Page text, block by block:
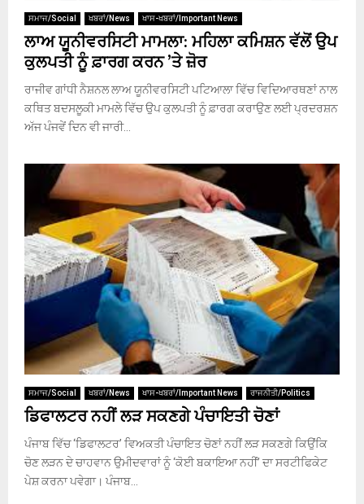
ਸਮਾਜ/Social ਖਬਰਾਂ/News ਖਾਸ-ਖਬਰਾਂ/Important News
ਲਾਅ ਯੂਨੀਵਰਸਿਟੀ ਮਾਮਲਾ: ਮਹਿਲਾ ਕਮਿਸ਼ਨ ਵੱਲੋਂ ਉਪ
ਕੁਲਪਤੀ ਨੂੰ ਫ਼ਾਰਗ ਕਰਨ ’ਤੇ ਜ਼ੋਰ
ਰਾਜੀਵ ਗਾਂਧੀ ਨੈਸ਼ਨਲ ਲਾਅ ਯੂਨੀਵਰਸਿਟੀ ਪਟਿਆਲਾ ਵਿੱਚ ਵਿਦਿਆਰਥਣਾਂ ਨਾਲ
ਕਥਿਤ ਬਦਸਲੂਕੀ ਮਾਮਲੇ ਵਿੱਚ ਉਪ ਕੁਲਪਤੀ ਨੂੰ ਫ਼ਾਰਗ ਕਰਾਉਣ ਲਈ ਪ੍ਰਦਰਸ਼ਨ
ਅੱਜ ਪੰਜਵੇਂ ਦਿਨ ਵੀ ਜਾਰੀ...
ਸਮਾਜ/Social ਖਬਰਾਂ/News ਖਾਸ-ਖਬਰਾਂ/Important News ਰਾਜਨੀਤੀ/Politics
ਡਿਫਾਲਟਰ ਨਹੀਂ ਲੜ ਸਕਣਗੇ ਪੰਚਾਇਤੀ ਚੋਣਾਂ
ਪੰਜਾਬ ਵਿੱਚ ‘ਡਿਫਾਲਟਰ’ ਵਿਅਕਤੀ ਪੰਚਾਇਤ ਚੋਣਾਂ ਨਹੀਂ ਲੜ ਸਕਣਗੇ ਕਿਉਂਕਿ
ਚੋਣ ਲੜਨ ਦੇ ਚਾਹਵਾਨ ਉਮੀਦਵਾਰਾਂ ਨੂੰ ‘ਕੋਈ ਬਕਾਇਆ ਨਹੀਂ’ ਦਾ ਸਰਟੀਫਿਕੇਟ
ਪੇਸ਼ ਕਰਨਾ ਪਵੇਗਾ। ਪੰਜਾਬ...